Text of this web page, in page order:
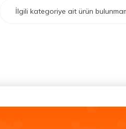
İlgili kategoriye ait ürün